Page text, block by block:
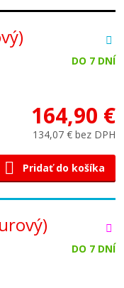
DO 7 DNÍ
164,90 €
134,07 € bez DPH
Pridať do košíka
DO 7 DNÍ